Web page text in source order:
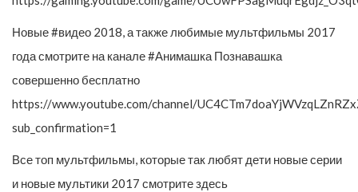
Новые #видео 2018, а также любимые мультфильмы 2017
года смотрите на канале #Анимашка Познавашка
совершенно бесплатно
https://www.youtube.com/channel/
sub_confirmation=1
Все топ мультфильмы, которые так любят дети новые серии
и новые мультики 2017 смотрите здесь